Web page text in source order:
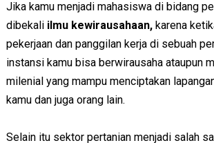
Jika kamu menjadi mahasiswa di bidang
dibekali ilmu kewirausahaan,karena
pekerjaan dan panggilan kerja di sebuah
instansi kamu bisa berwirausaha ataupun
milenial yang mampu menciptakan
kamu dan juga orang lain.
Selain itu sektor pertanian menjadi salah